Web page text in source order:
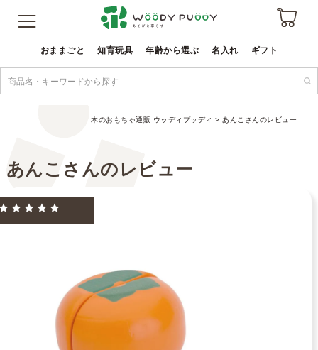
おままごと 知育玩具 年齢から選ぶ 名入れ ギフト
木のおもちゃ通販 ウッディプッディ あんこさんのレビュー
あんこさんのレビュー